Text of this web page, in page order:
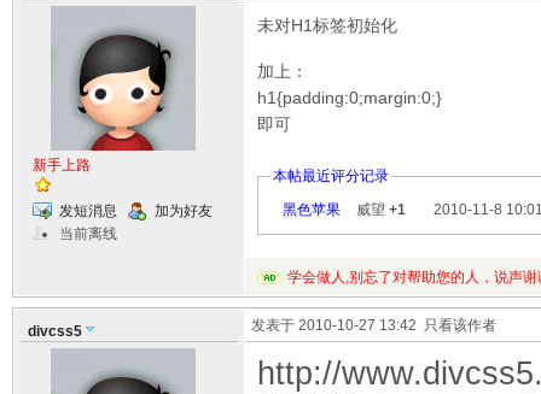
新手上路
发短消息
加为好友
当前离线
未对H1标签初始化
加上：
h1{padding:0;margin:0;}
即可
本帖最近评分记录
黑色苹果
威望 +1 2010-11-8
学会做人,别忘了对帮助您的人，说声谢
divcss5 发表于 2010-10-27 13:42 只看该作者
http://